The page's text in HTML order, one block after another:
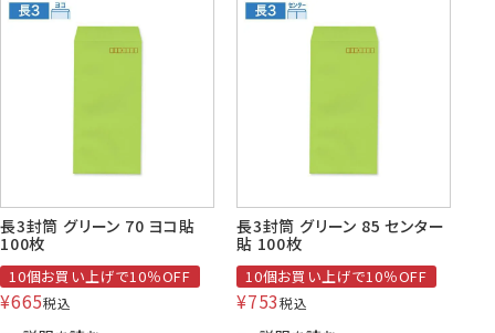
長3封筒 グリーン 70 ヨコ貼
100枚
10個お買い上げで10％OFF
¥665税込
長3封筒 グリーン 85 センター
貼 100枚
10個お買い上げで10％OFF
¥753税込